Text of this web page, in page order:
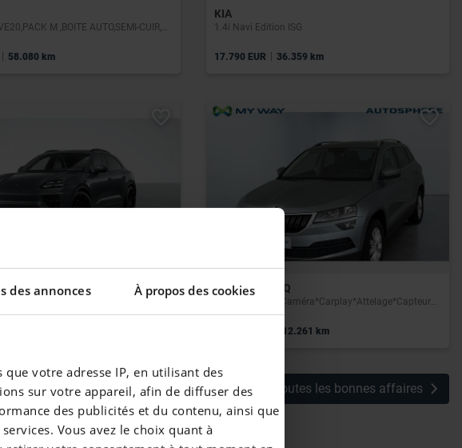
des annonces À propos des cookies
votre adresse IP, en utilisant des
sur votre appareil, afin de diffuser des
des publicités et du contenu, ainsi que
Vous avez le choix quant à
| 58.080 km
KIA
1.4i Navi Edition ISG
17.790 EUR | 36.359 km
SKODA KAROQ
112.261 km
Voir toutes les bonnes affaires